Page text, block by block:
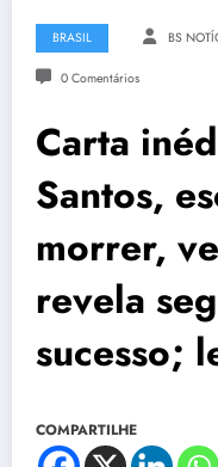
BRASIL BS
0 Comentários
Carta
Santos,
morrer,
revela
sucesso;
COMPARTILHE